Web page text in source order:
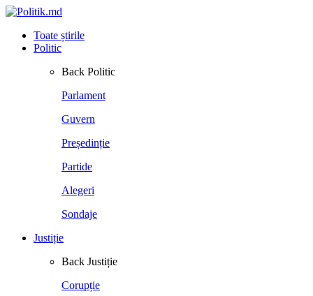
Toate știrile
Politic
Back Politic
Parlament
Guvern
Președinție
Partide
Alegeri
Sondaje
Justiție
Back Justiție
Corupție